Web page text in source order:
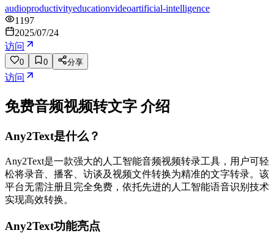
audioproductivityeducationvideoartificial-intelligence
1197
2025/07/24
访问
0 0 分享
访问
免费音频视频转文字 介绍
Any2Text是什么？
Any2Text是一款强大的人工智能音频视频转录工具，用户可轻
松将录音、播客、访谈及视频文件转换为精准的文字转录。该
平台无需注册且完全免费，依托先进的人工智能语音识别技术
实现高效转换。
Any2Text功能亮点